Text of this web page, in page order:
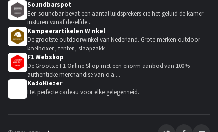
Soundbarspot
Een soundbar bevat een aantal luidsprekers die het geluid de kamer
insturen vanaf dezelfde...
Kampeerartikelen Winkel
De grootste outdoorwinkel van Nederland. Grote merken outdoor
koelboxen, tenten, slaapzakk...
F1 Webshop
De Grootste F1 Online Shop met een enorm aanbod van 100%
authentieke merchandise van o.a....
KadoKiezer
Het perfecte cadeau voor elke gelegenheid.